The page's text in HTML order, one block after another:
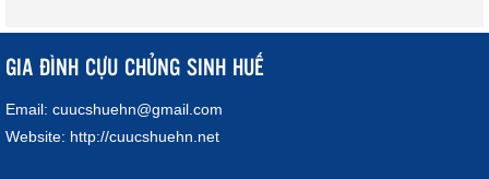
GIA ĐÌNH CỰU CHỦNG SINH HUẾ
Email: cuucshuehn@gmail.com
Website: http://cuucshuehn.net